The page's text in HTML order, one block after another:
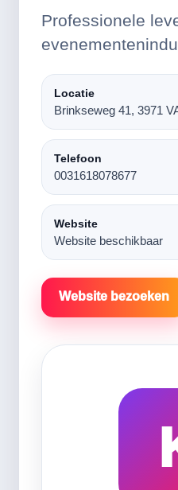
Professionele
Locatie
Brinkseweg 41, 3971
Telefoon
0031618078677
Website
Website beschikbaar
Website bezoeken